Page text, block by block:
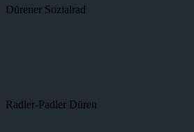
Dürener Sozialrad
Radler-Padler Düren